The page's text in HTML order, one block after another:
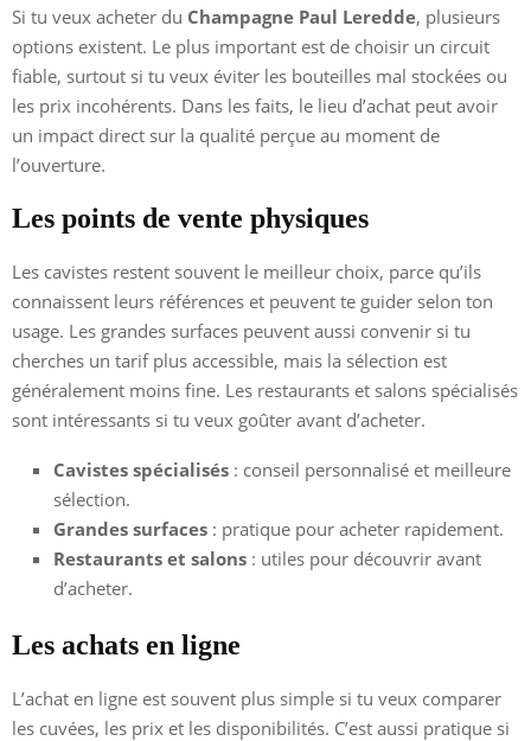
Si tu veux acheter du Champagne Paul Leredde, plusieurs
options existent. Le plus important est de choisir un circuit
fiable, surtout si tu veux éviter les bouteilles mal stockées ou
les prix incohérents. Dans les faits, le lieu d’achat peut avoir
un impact direct sur la qualité perçue au moment de
l’ouverture.
Les points de vente physiques
Les cavistes restent souvent le meilleur choix, parce qu’ils
connaissent leurs références et peuvent te guider selon ton
usage. Les grandes surfaces peuvent aussi convenir si tu
cherches un tarif plus accessible, mais la sélection est
généralement moins fine. Les restaurants et salons spécialisés
sont intéressants si tu veux goûter avant d’acheter.
Cavistes spécialisés : conseil personnalisé et meilleure
sélection.
Grandes surfaces : pratique pour acheter rapidement.
Restaurants et salons : utiles pour découvrir avant
d’acheter.
Les achats en ligne
L’achat en ligne est souvent plus simple si tu veux comparer
les cuvées, les prix et les disponibilités. C’est aussi pratique si